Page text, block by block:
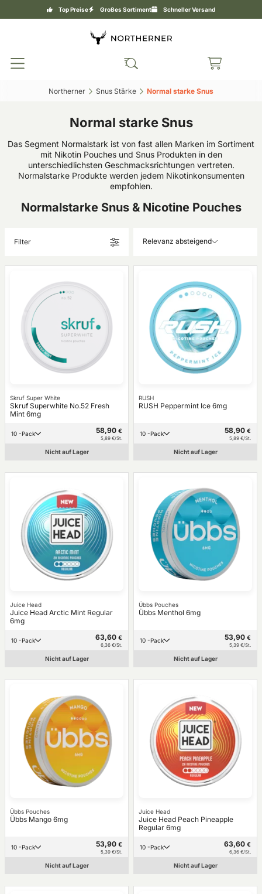
Top Preise Großes Sortiment Schneller Versand
Northerner‎ Snus Stärke‎ Normal starke Snus‎
Normal starke Snus
Das Segment Normalstark ist von fast allen Marken im Sortiment
mit Nikotin Pouches und Snus Produkten in den
unterschiedlichsten Geschmacksrichtungen vertreten.
Normalstarke Produkte werden jedem Nikotinkonsumenten
empfohlen.
Normalstarke Snus & Nicotine Pouches
Filter Relevanz absteigend
Skruf Super White
Skruf Superwhite No.52 Fresh
Mint 6mg
10 -Pack 58,90 €
5,89 €/St.
Nicht auf Lager
RUSH
RUSH Peppermint Ice 6mg
10 -Pack 58,90 €
5,89 €/St.
Nicht auf Lager
Juice Head
Juice Head Arctic Mint Regular
6mg
10 -Pack 63,60 €
6,36 €/St.
Nicht auf Lager
Übbs Pouches
Übbs Menthol 6mg
10 -Pack 53,90 €
5,39 €/St.
Nicht auf Lager
Übbs Pouches
Übbs Mango 6mg
10 -Pack 53,90 €
5,39 €/St.
Nicht auf Lager
Juice Head
Juice Head Peach Pineapple
Regular 6mg
10 -Pack 63,60 €
6,36 €/St.
Nicht auf Lager